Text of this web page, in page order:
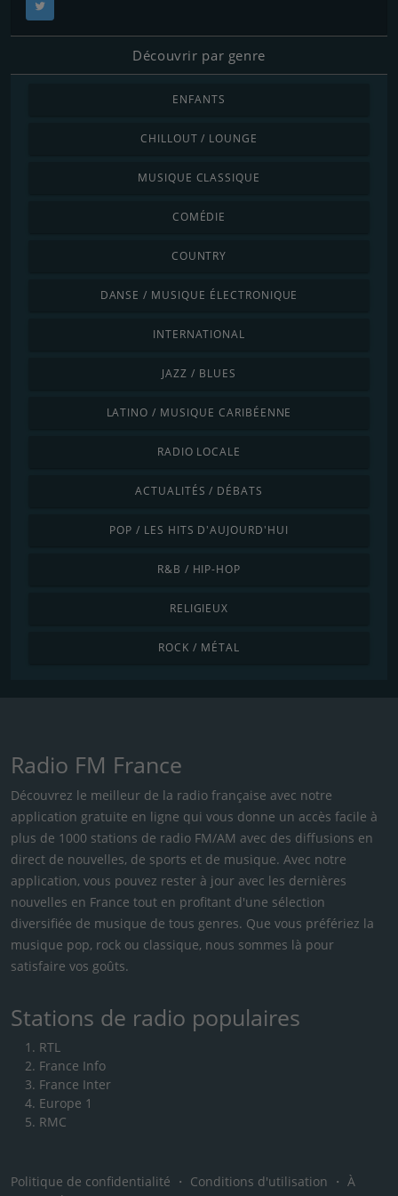
Découvrir par genre
ENFANTS
CHILLOUT / LOUNGE
MUSIQUE CLASSIQUE
COMÉDIE
COUNTRY
DANSE / MUSIQUE ÉLECTRONIQUE
INTERNATIONAL
JAZZ / BLUES
LATINO / MUSIQUE CARIBÉENNE
RADIO LOCALE
ACTUALITÉS / DÉBATS
POP / LES HITS D'AUJOURD'HUI
R&B / HIP-HOP
RELIGIEUX
ROCK / MÉTAL
Radio FM France
Découvrez le meilleur de la radio française avec notre
application gratuite en ligne qui vous donne un accès facile à
plus de 1000 stations de radio FM/AM avec des diffusions en
direct de nouvelles, de sports et de musique. Avec notre
application, vous pouvez rester à jour avec les dernières
nouvelles en France tout en profitant d'une sélection
diversifiée de musique de tous genres. Que vous préfériez la
musique pop, rock ou classique, nous sommes là pour
satisfaire vos goûts.
Stations de radio populaires
RTL
France Info
France Inter
Europe 1
RMC
Politique de confidentialité ・ Conditions d'utilisation ・ À